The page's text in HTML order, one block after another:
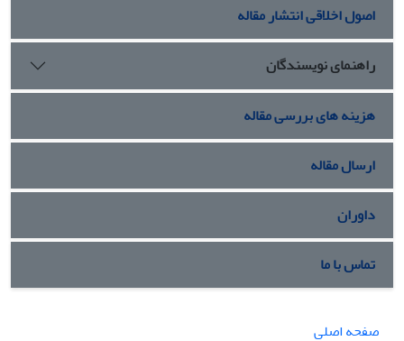
اصول اخلاقی انتشار مقاله
راهنمای نویسندگان
هزینه های بررسی مقاله
ارسال مقاله
داوران
تماس با ما
صفحه اصلی